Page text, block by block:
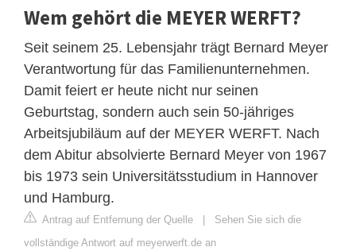
Wem gehört die MEYER WERFT?
Seit seinem 25. Lebensjahr trägt Bernard Meyer
Verantwortung für das Familienunternehmen.
Damit feiert er heute nicht nur seinen
Geburtstag, sondern auch sein 50-jähriges
Arbeitsjubiläum auf der MEYER WERFT. Nach
dem Abitur absolvierte Bernard Meyer von 1967
bis 1973 sein Universitätsstudium in Hannover
und Hamburg.
Antrag auf Entfernung der Quelle | Sehen Sie sich die
vollständige Antwort auf meyerwerft.de an